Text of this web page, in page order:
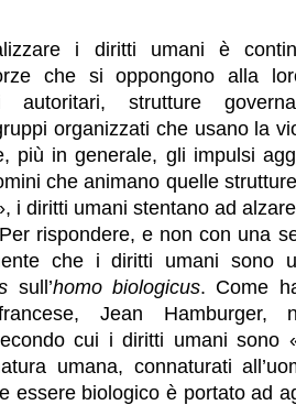
i diritti umani è
che si oppongono alla
autoritari, strutture
organizzati che usano la
più in generale, gli impulsi
che animano quelle
i diritti umani stentano ad
rispondere, e non con una
che i diritti umani sono
sull’homo biologicus. Come
Jean
cui i diritti umani sono
umana, connaturati
essere biologico è portato ad